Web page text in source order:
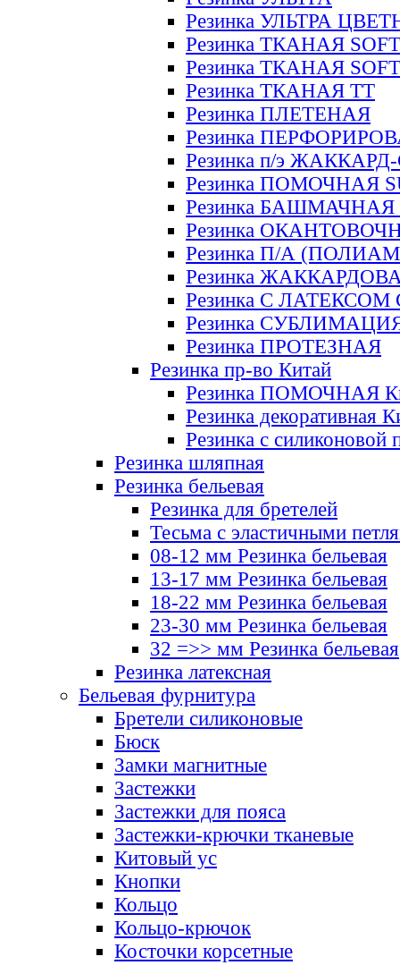
Резинка УЛЬТРА
Резинка ТКАНАЯ SOFT
Резинка ТКАНАЯ
Резинка ТКАНАЯ ТТ
Резинка ПЛЕТЕНАЯ
Резинка
Резинка п/э
Резинка ПОМОЧНАЯ
Резинка БАШМАЧНАЯ
Резинка
Резинка П/А
Резинка
Резинка С ЛАТЕКСОМ
Резинка
Резинка ПРОТЕЗНАЯ
Резинка пр-во Китай
Резинка ПОМОЧНАЯ
Резинка декоративная
Резинка с силиконовой
Резинка шляпная
Резинка бельевая
Резинка для бретелей
Тесьма с эластичными
08-12 мм Резинка бельевая
13-17 мм Резинка бельевая
18-22 мм Резинка бельевая
23-30 мм Резинка бельевая
32 =>> мм Резинка бельевая
Резинка латексная
Бельевая фурнитура
Бретели силиконовые
Бюск
Замки магнитные
Застежки
Застежки для пояса
Застежки-крючки тканевые
Китовый ус
Кнопки
Кольцо
Кольцо-крючок
Косточки корсетные